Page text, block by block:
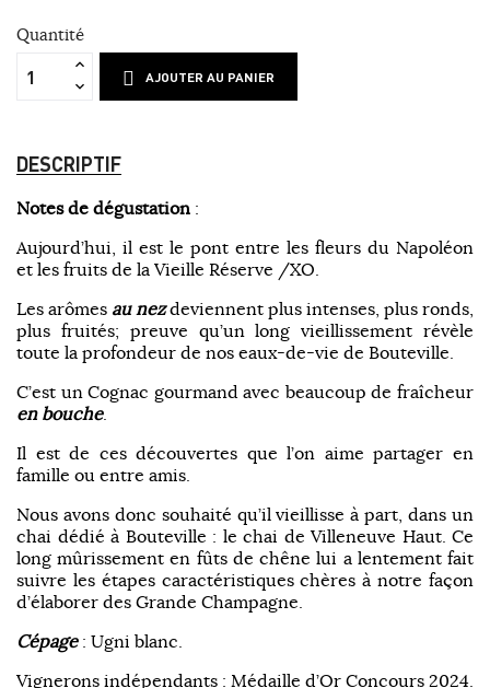
Quantité
AJOUTER AU PANIER
DESCRIPTIF
Notes de dégustation :
Aujourd’hui, il est le pont entre les fleurs du Napoléon
et les fruits de la Vieille Réserve /XO.
Les arômes au nezdeviennent plus intenses, plus ronds,
plus fruités; preuve qu’un long vieillissement révèle
toute la profondeur de nos eaux-de-vie de Bouteville.
C’est un Cognac gourmand avec beaucoup de fraîcheur
en bouche.
Il est de ces découvertes que l’on aime partager en
famille ou entre amis.
Nous avons donc souhaité qu’il vieillisse à part, dans un
chai dédié à Bouteville : le chai de Villeneuve Haut. Ce
long mûrissement en fûts de chêne lui a lentement fait
suivre les étapes caractéristiques chères à notre façon
d’élaborer des Grande Champagne.
Cépage: Ugni blanc.
Vignerons indépendants : Médaille d’Or Concours 2024.